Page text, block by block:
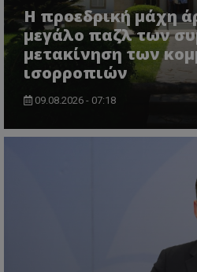
Η προεδρική μάχη
μεγάλο παζλ των
μετακίνηση των
ισορροπιών
09.08.2026 - 07:18
ASP.NET_SessionId